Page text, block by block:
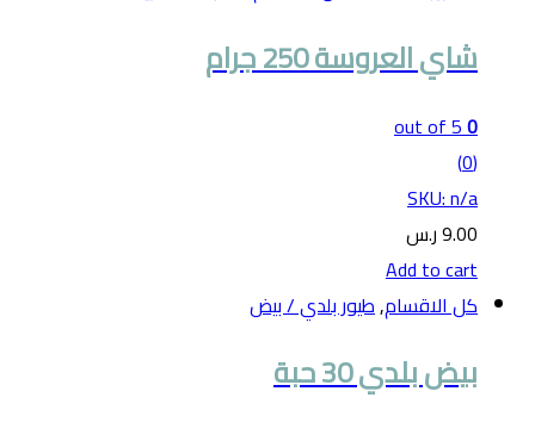
شاي العروسة 250 جرام
0
out of 5
(0)
SKU: n/a
9.00ر.س
Add to cart
كل الاقسام,طيور بلدي / بيض
بيض بلدي 30 حبة